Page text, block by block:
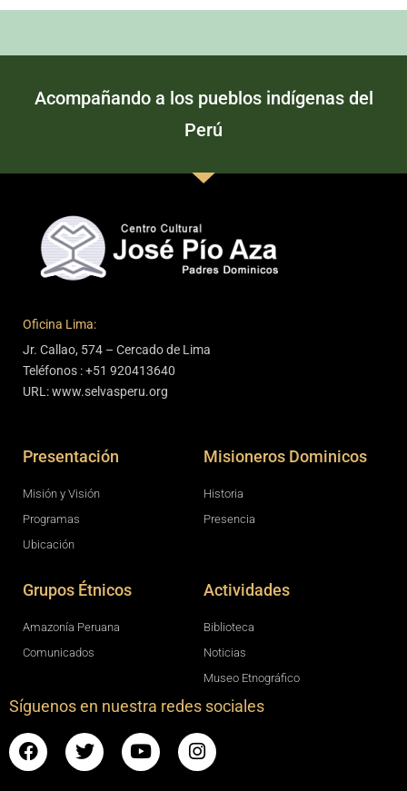
Acompañando a los pueblos indígenas del
Perú
Oficina Lima:
Jr. Callao, 574 – Cercado de Lima
Teléfonos : +51 920413640
URL: www.selvasperu.org
Presentación
Misión y Visión
Programas
Ubicación
Misioneros Dominicos
Historia
Presencia
Grupos Étnicos
Amazonía Peruana
Comunicados
Actividades
Biblioteca
Noticias
Museo Etnográfico
Síguenos en nuestra redes sociales